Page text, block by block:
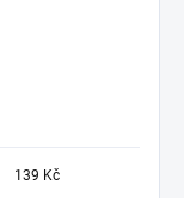
139 Kč